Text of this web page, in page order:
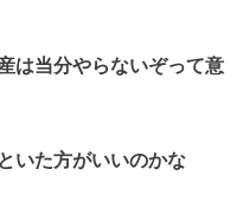
は当分やらないぞって意
いた方がいいのかな